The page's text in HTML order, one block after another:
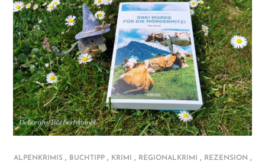
ALPENKRIMIS, BUCHTIPP, KRIMI , REGIONALKRIMI , REZENSION ,